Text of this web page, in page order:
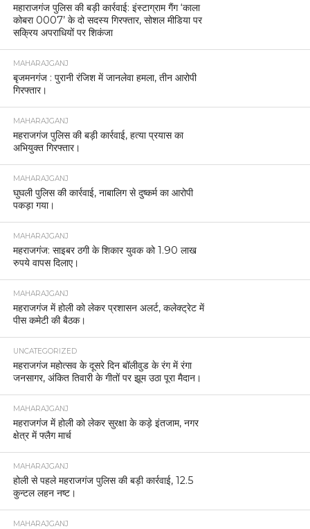
महाराजगंज पुलिस की बड़ी कार्रवाई: इंस्टाग्राम गैंग ‘काला
कोबरा 0007’ के दो सदस्य गिरफ्तार, सोशल मीडिया पर
सक्रिय अपराधियों पर शिकंजा
MAHARAJGANJ
बृजमनगंज : पुरानी रंजिश में जानलेवा हमला, तीन आरोपी
गिरफ्तार।
MAHARAJGANJ
महराजगंज पुलिस की बड़ी कार्रवाई, हत्या प्रयास का
अभियुक्त गिरफ्तार।
MAHARAJGANJ
घुघली पुलिस की कार्रवाई, नाबालिग से दुष्कर्म का आरोपी
पकड़ा गया।
MAHARAJGANJ
महराजगंज: साइबर ठगी के शिकार युवक को 1.90 लाख
रुपये वापस दिलाए।
MAHARAJGANJ
महराजगंज में होली को लेकर प्रशासन अलर्ट, कलेक्ट्रेट में
पीस कमेटी की बैठक।
UNCATEGORIZED
महराजगंज महोत्सव के दूसरे दिन बॉलीवुड के रंग में रंगा
जनसागर, अंकित तिवारी के गीतों पर झूम उठा पूरा मैदान।
MAHARAJGANJ
महराजगंज में होली को लेकर सुरक्षा के कड़े इंतजाम, नगर
क्षेत्र में फ्लैग मार्च
MAHARAJGANJ
होली से पहले महराजगंज पुलिस की बड़ी कार्रवाई, 12.5
कुन्टल लहन नष्ट।
MAHARAJGANJ